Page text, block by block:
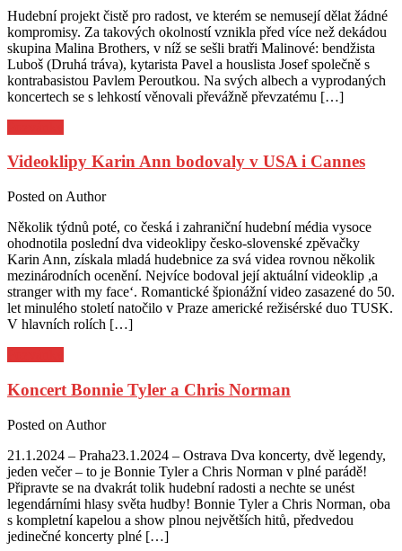
Hudební projekt čistě pro radost, ve kterém se nemusejí dělat žádné
kompromisy. Za takových okolností vznikla před více než dekádou
skupina Malina Brothers, v níž se sešli bratři Malinové: bendžista
Luboš (Druhá tráva), kytarista Pavel a houslista Josef společně s
kontrabasistou Pavlem Peroutkou. Na svých albech a vyprodaných
koncertech se s lehkostí věnovali převážně převzatému […]
Videoklipy Karin Ann bodovaly v USA i Cannes
Posted on Author
Několik týdnů poté, co česká i zahraniční hudební média vysoce
ohodnotila poslední dva videoklipy česko-slovenské zpěvačky
Karin Ann, získala mladá hudebnice za svá videa rovnou několik
mezinárodních ocenění. Nejvíce bodoval její aktuální videoklip ,a
stranger with my face‘. Romantické špionážní video zasazené do 50.
let minulého století natočilo v Praze americké režisérské duo TUSK.
V hlavních rolích […]
Koncert Bonnie Tyler a Chris Norman
Posted on Author
21.1.2024 – Praha23.1.2024 – Ostrava Dva koncerty, dvě legendy,
jeden večer – to je Bonnie Tyler a Chris Norman v plné parádě!
Připravte se na dvakrát tolik hudební radosti a nechte se unést
legendárními hlasy světa hudby! Bonnie Tyler a Chris Norman, oba
s kompletní kapelou a show plnou největších hitů, předvedou
jedinečné koncerty plné […]